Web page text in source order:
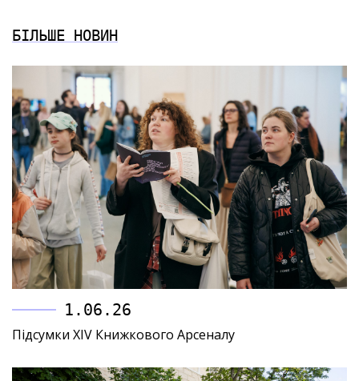
БІЛЬШЕ НОВИН
1.06.26
Підсумки XIV Книжкового Арсеналу